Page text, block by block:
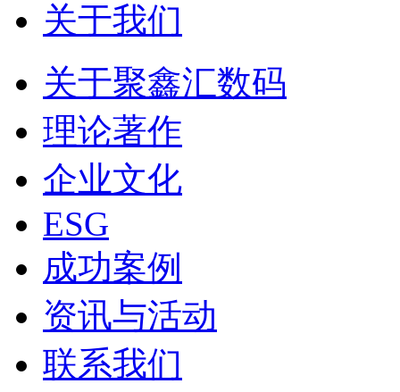
关于我们
关于聚鑫汇数码
理论著作
企业文化
ESG
成功案例
资讯与活动
联系我们